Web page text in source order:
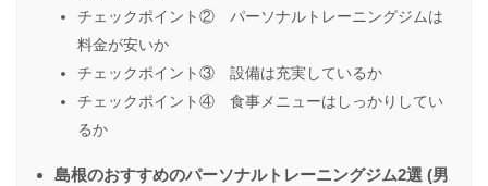
チェックポイント② パーソナルトレーニングジムは
料金が安いか
チェックポイント③ 設備は充実しているか
チェックポイント④ 食事メニューはしっかりしてい
るか
島根のおすすめのパーソナルトレーニングジム2選 (男